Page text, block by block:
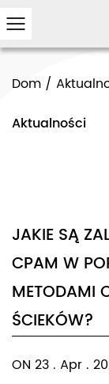
Dom /
Aktualności
JAKIE SĄ
CPAM W
METODAMI
ŚCIEKÓW?
ON 23 . Apr .